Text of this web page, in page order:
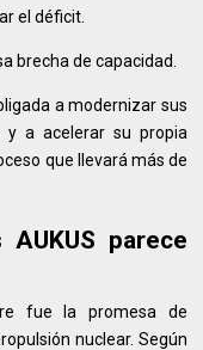
el déficit.
brecha de capacidad.
a modernizar sus
y a acelerar su propia
que llevará más de
parece
fue la promesa de
nuclear. Según